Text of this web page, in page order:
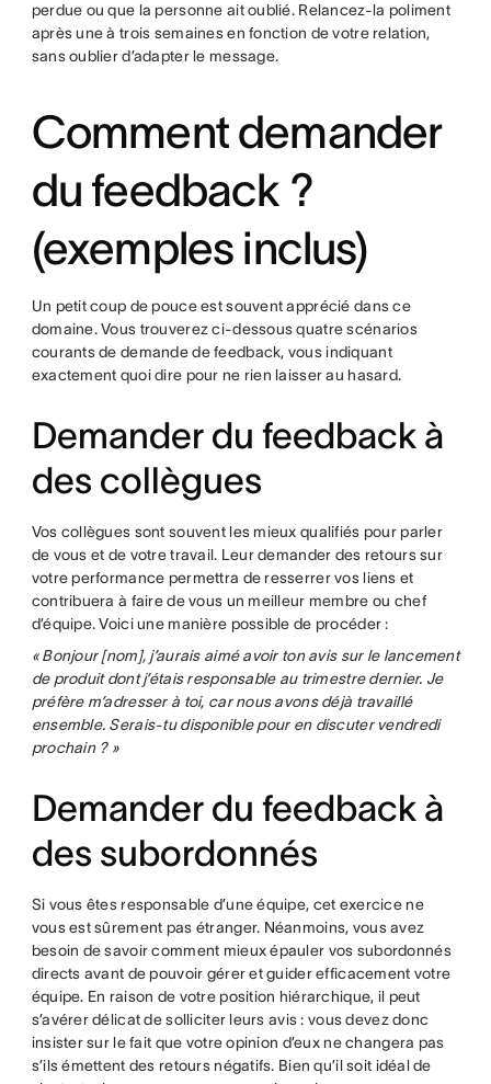
perdue ou que la personne ait oublié. Relancez-la poliment
après une à trois semaines en fonction de votre relation,
sans oublier d’adapter le message.
Comment demander
du feedback ?
(exemples inclus)
Un petit coup de pouce est souvent apprécié dans ce
domaine. Vous trouverez ci-dessous quatre scénarios
courants de demande de feedback, vous indiquant
exactement quoi dire pour ne rien laisser au hasard.
Demander du feedback à
des collègues
Vos collègues sont souvent les mieux qualifiés pour parler
de vous et de votre travail. Leur demander des retours sur
votre performance permettra de resserrer vos liens et
contribuera à faire de vous un meilleur membre ou chef
d’équipe. Voici une manière possible de procéder :
« Bonjour [nom], j’aurais aimé avoir ton avis sur le lancement
de produit dont j’étais responsable au trimestre dernier. Je
préfère m’adresser à toi, car nous avons déjà travaillé
ensemble. Serais-tu disponible pour en discuter vendredi
prochain ? »
Demander du feedback à
des subordonnés
Si vous êtes responsable d’une équipe, cet exercice ne
vous est sûrement pas étranger. Néanmoins, vous avez
besoin de savoir comment mieux épauler vos subordonnés
directs avant de pouvoir gérer et guider efficacement votre
équipe. En raison de votre position hiérarchique, il peut
s’avérer délicat de solliciter leurs avis : vous devez donc
insister sur le fait que votre opinion d’eux ne changera pas
s’ils émettent des retours négatifs. Bien qu’il soit idéal de